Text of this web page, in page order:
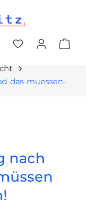
das-muessen-
nach